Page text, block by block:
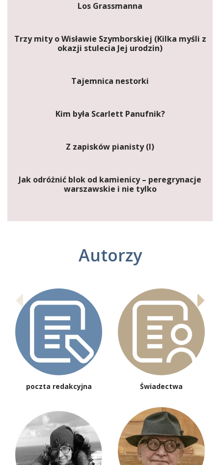
Los Grassmanna
Trzy mity o Wisławie Szymborskiej (Kilka myśli z
okazji stulecia Jej urodzin)
Tajemnica nestorki
Kim była Scarlett Panufnik?
Z zapisków pianisty (I)
Jak odróżnić blok od kamienicy – peregrynacje
warszawskie i nie tylko
Autorzy
poczta redakcyjna Świadectwa